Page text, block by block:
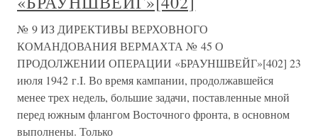
№ 9 ИЗ ДИРЕКТИВЫ ВЕРХОВНОГО
КОМАНДОВАНИЯ ВЕРМАХТА № 45 О
ПРОДОЛЖЕНИИ ОПЕРАЦИИ «БРАУНШВЕЙГ»[402] 23
июля 1942 г.I. Во время кампании, продолжавшейся
менее трех недель, большие задачи, поставленные мной
перед южным флангом Восточного фронта, в основном
выполнены. Только